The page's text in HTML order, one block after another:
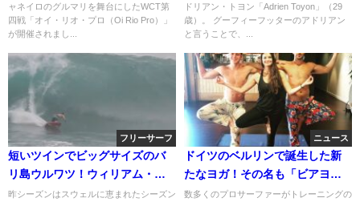
ャネイロのグルマリを舞台にしたWCT第
四戦「オイ・リオ・プロ（Oi Rio Pro）」
が開催されまし...
ドリアン・トヨン「Adrien Toyon」（29
歳）。 グーフィーフッターのアドリアン
と言うことで、...
フリーサーフ
短いツインでビッグサイズのバ
リ島ウルワツ！ウィリアム・ア
リオッティのサーフ動画
昨シーズンはスウェルに恵まれたシーズン
ニュース
ドイツのベルリンで誕生した新
たなヨガ！その名も「ビアヨ
ガ」
数多くのプロサーファーがトレーニングの